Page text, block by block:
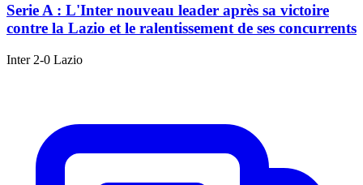
Serie A : L'Inter nouveau leader après sa victoire
contre la Lazio et le ralentissement de ses concurrents
Inter 2-0 Lazio